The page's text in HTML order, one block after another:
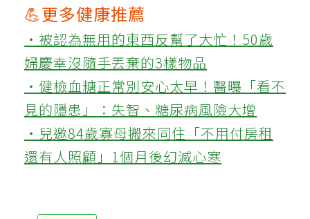
💪更多健康推薦
‧被認為無用的東西反幫了大忙！50歲
婦慶幸沒隨手丟棄的3樣物品
‧健檢血糖正常別安心太早！醫曝「看不
見的隱患」：失智、糖尿病風險大增
‧兒邀84歲寡母搬來同住「不用付房租
還有人照顧」1個月後幻滅心寒